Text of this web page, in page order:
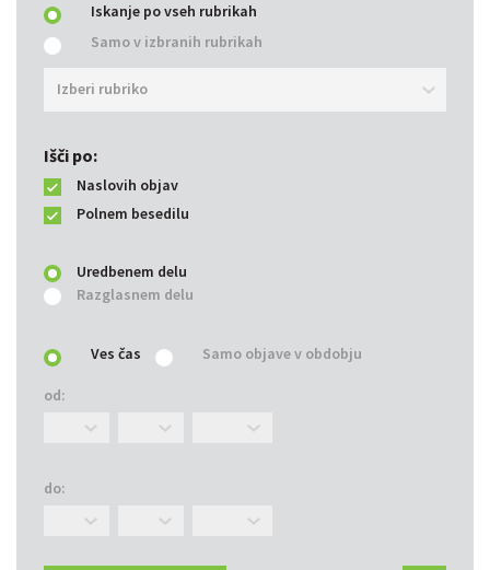
Iskanje po vseh rubrikah
Samo v izbranih rubrikah
Izberi rubriko
Išči po:
Naslovih objav
Polnem besedilu
Uredbenem delu
Razglasnem delu
Ves čas Samo objave v obdobju
od:
do: